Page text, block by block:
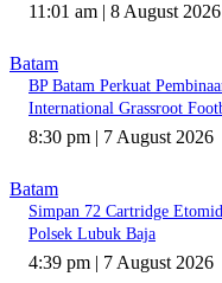
11:01 am | 8 August 2026
Batam
BP Batam Perkuat
International Grassroot
8:30 pm | 7 August 2026
Batam
Simpan 72 Cartridge
Polsek Lubuk Baja
4:39 pm | 7 August 2026